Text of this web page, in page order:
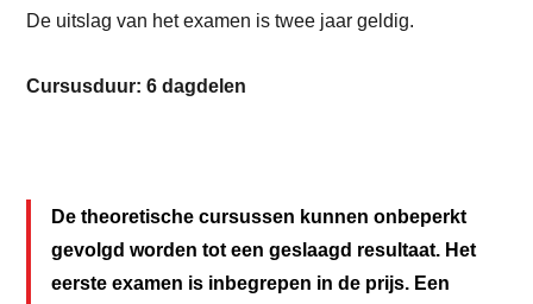
De uitslag van het examen is twee jaar geldig.
Cursusduur: 6 dagdelen
De theoretische cursussen kunnen onbeperkt
gevolgd worden tot een geslaagd resultaat. Het
eerste examen is inbegrepen in de prijs. Een